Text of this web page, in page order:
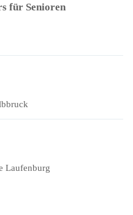
für Senioren
Laufenburg